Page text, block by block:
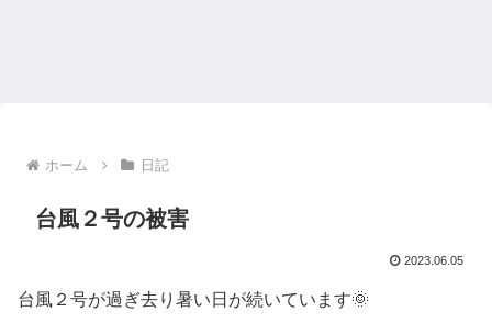
ホーム 日記
台風２号の被害
2023.06.05
台風２号が過ぎ去り暑い日が続いています🌞